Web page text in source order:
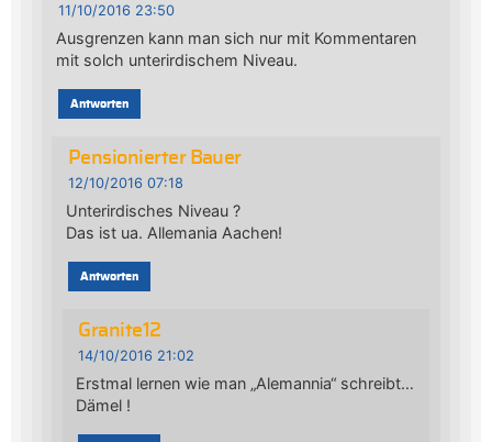
11/10/2016 23:50
Ausgrenzen kann man sich nur mit Kommentaren
mit solch unterirdischem Niveau.
Antworten
Pensionierter Bauer
12/10/2016 07:18
Unterirdisches Niveau ?
Das ist ua. Allemania Aachen!
Antworten
Granite12
14/10/2016 21:02
Erstmal lernen wie man „Alemannia“ schreibt…
Dämel !